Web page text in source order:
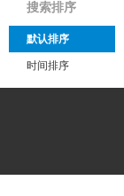
搜索排序
默认排序
时间排序